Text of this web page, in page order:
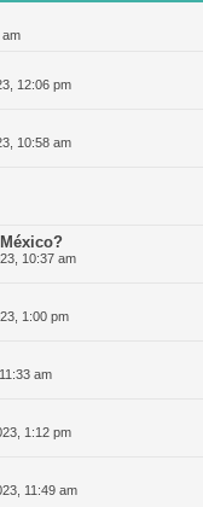
am
12:06 pm
10:58 am
10:37 am
1:00 pm
am
1:12 pm
11:49 am